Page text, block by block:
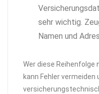
sehr wichtig.
Namen und
Wer diese Reihenfolge
kann Fehler vermeiden